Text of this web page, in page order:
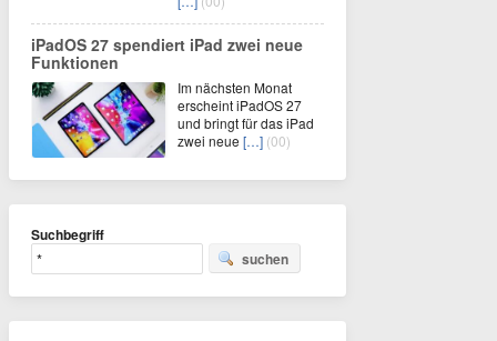
iPadOS 27 spendiert iPad zwei neue
Funktionen
Im nächsten Monat
erscheint iPadOS 27
und bringt für das iPad
zwei neue […] (00)
Suchbegriff
suchen